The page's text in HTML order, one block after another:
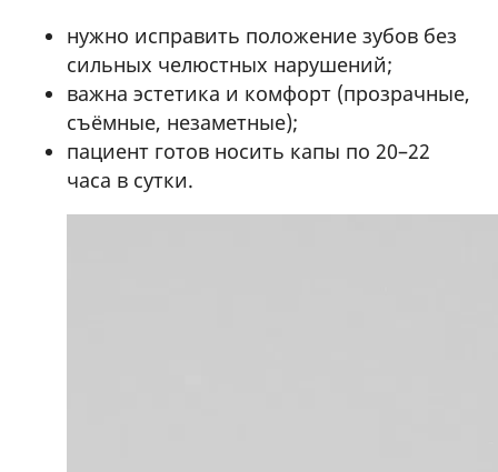
нужно исправить положение зубов без
сильных челюстных нарушений;
важна эстетика и комфорт (прозрачные,
съёмные, незаметные);
пациент готов носить капы по 20–22
часа в сутки.